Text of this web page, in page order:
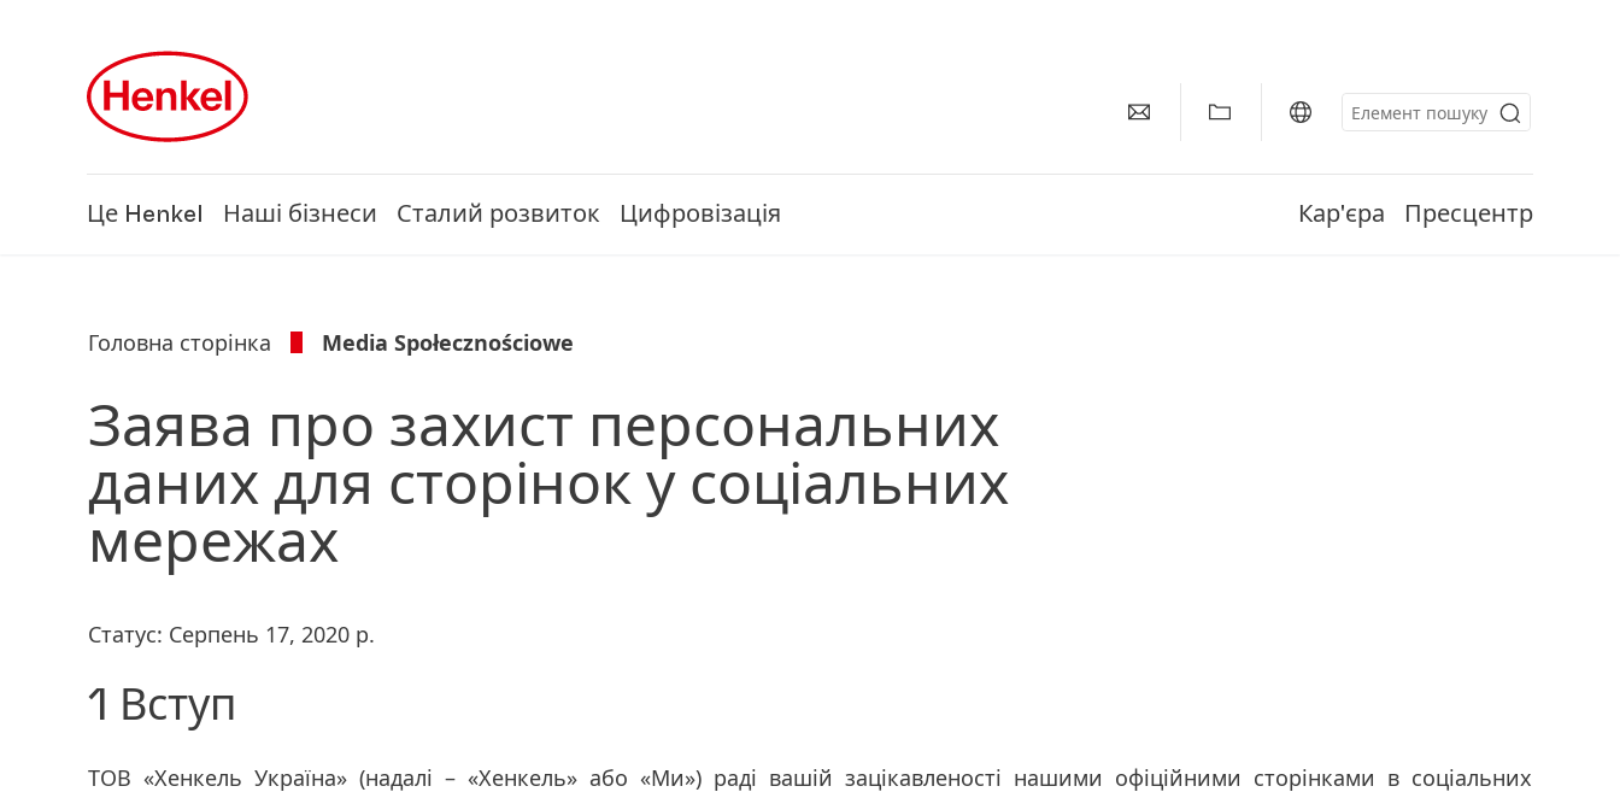
Це Henkel Наші бізнеси Сталий розвиток Цифровізація Кар'єра Пресцентр
Головна сторінка Media Społecznościowe
Заява про захист персональних
даних для сторінок у соціальних
мережах
Статус: Серпень 17, 2020 р.
1 Вступ
ТОВ «Хенкель Україна» (надалі – «Хенкель» або «Ми») раді вашій зацікавленості нашими офіційними сторінками в соціальних